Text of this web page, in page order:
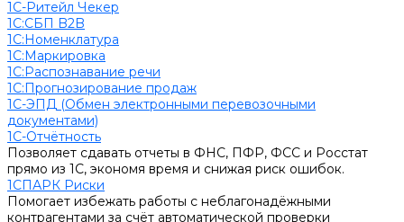
1С-Ритейл Чекер
1С:СБП B2B
1С:Номенклатура
1С:Маркировка
1С:Распознавание речи
1С:Прогнозирование продаж
1С-ЭПД (Обмен электронными перевозочными
документами)
1С-Отчётность
Позволяет сдавать отчеты в ФНС, ПФР, ФСС и Росстат
прямо из 1С, экономя время и снижая риск ошибок.
1СПАРК Риски
Помогает избежать работы с неблагонадёжными
контрагентами за счёт автоматической проверки